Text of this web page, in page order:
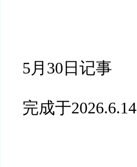
5月30日记事
完成于2026.6.14